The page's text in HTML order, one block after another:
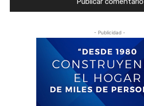
- Publicidad -